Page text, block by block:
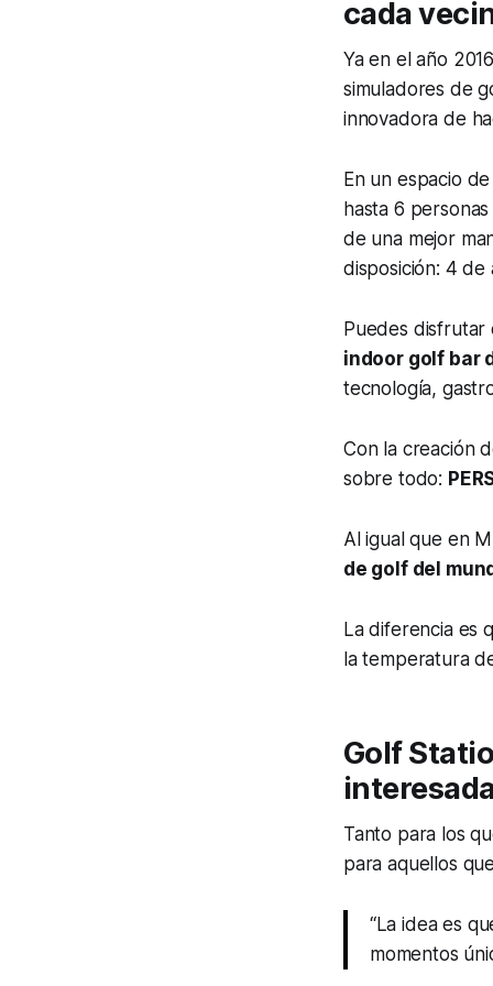
cada
Ya en el año
simuladores de
innovadora de
En un espacio
hasta 6
de una mejor
disposición: 4 de
Puedes
indoor golf bar
tecnología,
Con la creación
sobre todo:
Al igual que en
de golf del
La diferencia es
la temperatura
Golf
Tanto para los
para aquellos
‘‘La idea es
momentos